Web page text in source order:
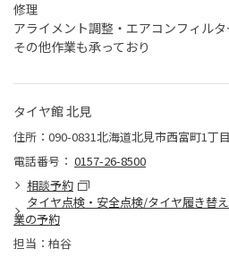
修理
アライメント調整・エアコンフィル
その他作業も承っており
タイヤ館 北見
住所：090-0831北海道北見市西富町1丁
電話番号： 0157-26-8500
相談予約
タイヤ点検・安全点検/タイヤ履き替
業の予約
担当：柏谷